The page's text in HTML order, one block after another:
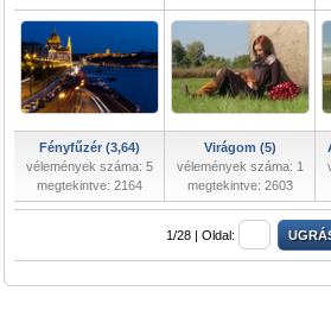
Fényfűzér (3,64)
vélemények száma: 5
megtekintve: 2164
Virágom (5)
vélemények száma: 1
megtekintve: 2603
1/28 | Oldal: